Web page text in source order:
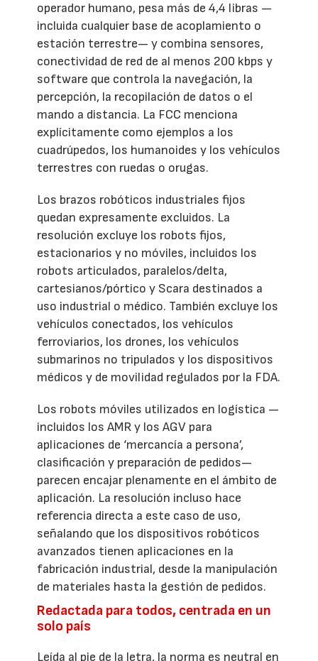
operador humano, pesa más de 4,4 libras —
incluida cualquier base de acoplamiento o
estación terrestre— y combina sensores,
conectividad de red de al menos 200 kbps y
software que controla la navegación, la
percepción, la recopilación de datos o el
mando a distancia. La FCC menciona
explícitamente como ejemplos a los
cuadrúpedos, los humanoides y los vehículos
terrestres con ruedas o orugas.
Los brazos robóticos industriales fijos
quedan expresamente excluidos. La
resolución excluye los robots fijos,
estacionarios y no móviles, incluidos los
robots articulados, paralelos/delta,
cartesianos/pórtico y Scara destinados a
uso industrial o médico. También excluye los
vehículos conectados, los vehículos
ferroviarios, los drones, los vehículos
submarinos no tripulados y los dispositivos
médicos y de movilidad regulados por la FDA.
Los robots móviles utilizados en logística —
incluidos los AMR y los AGV para
aplicaciones de ‘mercancía a persona’,
clasificación y preparación de pedidos—
parecen encajar plenamente en el ámbito de
aplicación. La resolución incluso hace
referencia directa a este caso de uso,
señalando que los dispositivos robóticos
avanzados tienen aplicaciones en la
fabricación industrial, desde la manipulación
de materiales hasta la gestión de pedidos.
Redactada para todos, centrada en un
solo país
Leída al pie de la letra, la norma es neutral en